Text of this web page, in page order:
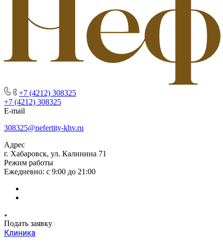
+7 (4212) 308325
+7 (4212) 308325
E-mail
308325@nefertity-khv.ru
Адрес
г. Хабаровск, ул. Калинина 71
Режим работы
Ежедневно: с 9:00 до 21:00
Подать заявку
Клиника